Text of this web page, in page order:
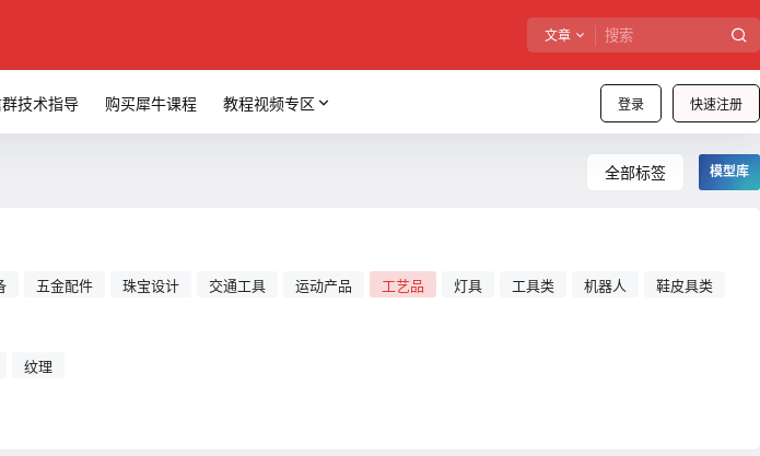
文章
登录 快速注册
技术指导 购买犀牛课程 教程视频专区
全部标签 模型库
五金配件 珠宝设计 交通工具 运动产品 工艺品 灯具 工具类 机器人 鞋皮具类
纹理